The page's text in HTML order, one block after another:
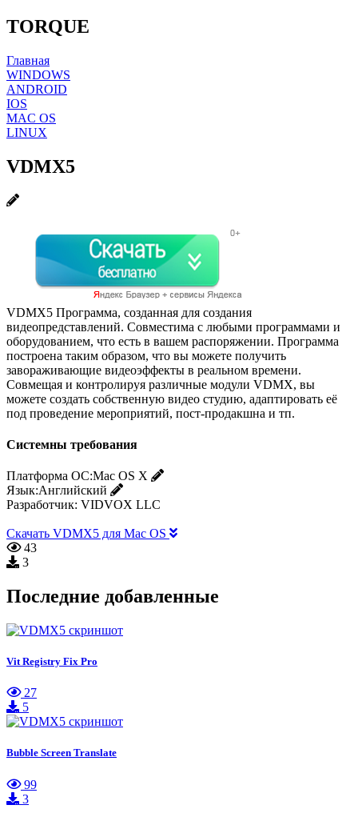
TORQUE
Главная
WINDOWS
ANDROID
IOS
MAC OS
LINUX
VDMX5
VDMX5 Программа, созданная для создания
видеопредставлений. Совместима с любыми программами и
оборудованием, что есть в вашем распоряжении. Программа
построена таким образом, что вы можете получить
завораживающие видеоэффекты в реальном времени.
Совмещая и контролируя различные модули VDMX, вы
можете создать собственную видео студию, адаптировать её
под проведение мероприятий, пост-продакшна и тп.
Системны требования
Платформа ОС:Mac OS X
Язык:Английский
Разработчик: VIDVOX LLC
Скачать VDMX5 для Mac OS
43
3
Последние добавленные
Vit Registry Fix Pro
27
5
Bubble Screen Translate
99
3